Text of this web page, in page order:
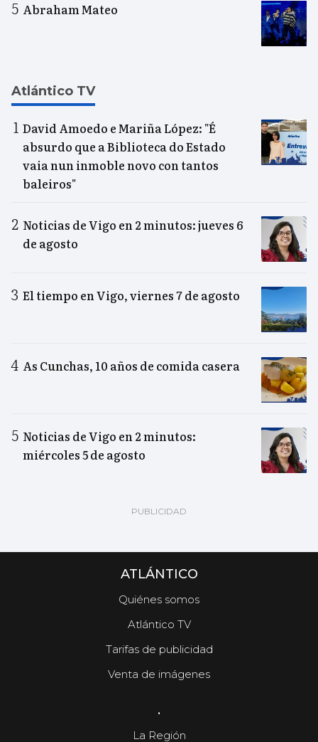
Abraham Mateo
Atlántico TV
David Amoedo e Mariña López: "É
absurdo que a Biblioteca do Estado
vaia nun inmoble novo con tantos
baleiros"
Noticias de Vigo en 2 minutos: jueves 6
de agosto
El tiempo en Vigo, viernes 7 de agosto
As Cunchas, 10 años de comida casera
Noticias de Vigo en 2 minutos:
miércoles 5 de agosto
ATLÁNTICO
Quiénes somos
Atlántico TV
Tarifas de publicidad
Venta de imágenes
.
La Región